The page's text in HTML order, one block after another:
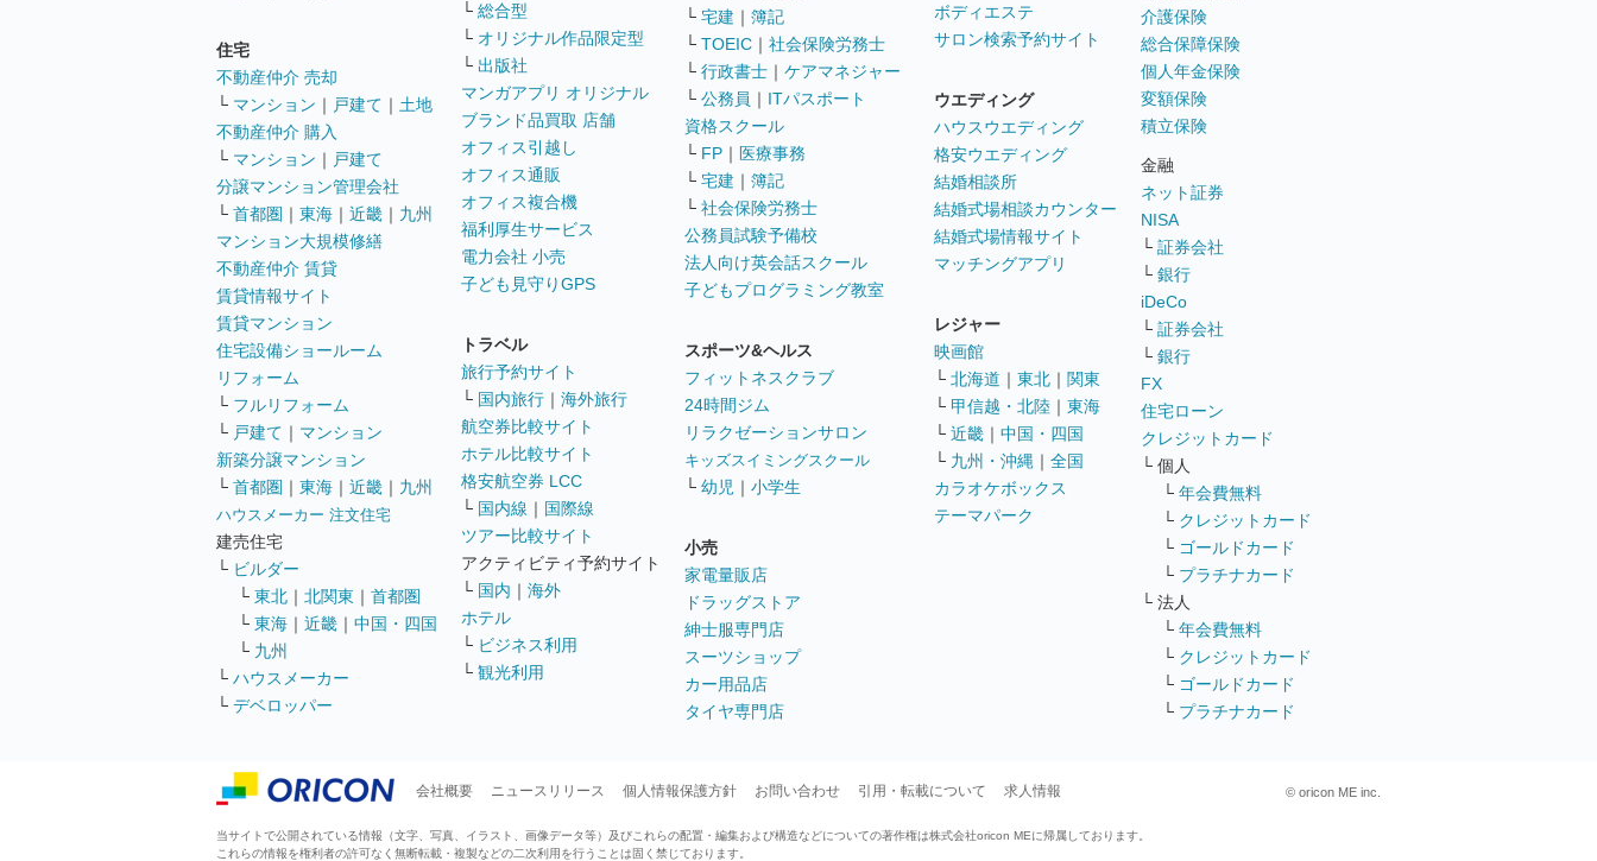
住宅
不動産仲介 売却
└ マンション ｜ 戸建て ｜ 土地
不動産仲介 購入
└ マンション ｜ 戸建て
分譲マンション管理会社
└ 首都圏 ｜ 東海 ｜ 近畿 ｜ 九州
マンション大規模修繕
不動産仲介 賃貸
賃貸情報サイト
賃貸マンション
住宅設備ショールーム
リフォーム
└ フルリフォーム
└ 戸建て ｜ マンション
新築分譲マンション
└ 首都圏 ｜ 東海 ｜ 近畿 ｜ 九州
ハウスメーカー 注文住宅
建売住宅
└ ビルダー
└ 東北 ｜ 北関東 ｜ 首都圏
└ 東海 ｜ 近畿 ｜ 中国・四国
└ 九州
└ ハウスメーカー
└ デベロッパー
└ 総合型
└ オリジナル作品限定型
└ 出版社
マンガアプリ オリジナル
ブランド品買取 店舗
オフィス引越し
オフィス通販
オフィス複合機
福利厚生サービス
電力会社 小売
子ども見守りGPS
トラベル
旅行予約サイト
└ 国内旅行 ｜ 海外旅行
航空券比較サイト
ホテル比較サイト
格安航空券 LCC
└ 国内線 ｜ 国際線
ツアー比較サイト
アクティビティ予約サイト
└ 国内 ｜ 海外
ホテル
└ ビジネス利用
└ 観光利用
└ 宅建 ｜ 簿記
└ TOEIC ｜ 社会保険労務士
└ 行政書士 ｜ ケアマネジャー
└ 公務員 ｜ ITパスポート
資格スクール
└ FP ｜ 医療事務
└ 宅建 ｜ 簿記
└ 社会保険労務士
公務員試験予備校
法人向け英会話スクール
子どもプログラミング教室
スポーツ&ヘルス
フィットネスクラブ
24時間ジム
リラクゼーションサロン
キッズスイミングスクール
└ 幼児 ｜ 小学生
小売
家電量販店
ドラッグストア
紳士服専門店
スーツショップ
カー用品店
タイヤ専門店
ボディエステ
サロン検索予約サイト
ウエディング
ハウスウエディング
格安ウエディング
結婚相談所
結婚式場相談カウンター
結婚式場情報サイト
マッチングアプリ
レジャー
映画館
└ 北海道 ｜ 東北 ｜ 関東
└ 甲信越・北陸 ｜ 東海
└ 近畿 ｜ 中国・四国
└ 九州・沖縄 ｜ 全国
カラオケボックス
テーマパーク
介護保険
総合保障保険
個人年金保険
変額保険
積立保険
金融
ネット証券
NISA
└ 証券会社
└ 銀行
iDeCo
└ 証券会社
└ 銀行
FX
住宅ローン
クレジットカード
└ 個人
└ 年会費無料
└ クレジットカード
└ ゴールドカード
└ プラチナカード
└ 法人
└ 年会費無料
└ クレジットカード
└ ゴールドカード
└ プラチナカード
会社概要 ニュースリリース 個人情報保護方針 お問い合わせ 引用・転載について 求人情報 © oricon ME inc.
当サイトで公開されている情報（文字、写真、イラスト、画像データ等）及びこれらの配置・編集および構造などについての著作権は株式会社oricon MEに帰属しております。
これらの情報を権利者の許可なく無断転載・複製などの二次利用を行うことは固く禁じております。